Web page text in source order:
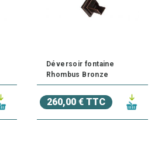
Déversoir fontaine
Rhombus Bronze
260,00 € TTC